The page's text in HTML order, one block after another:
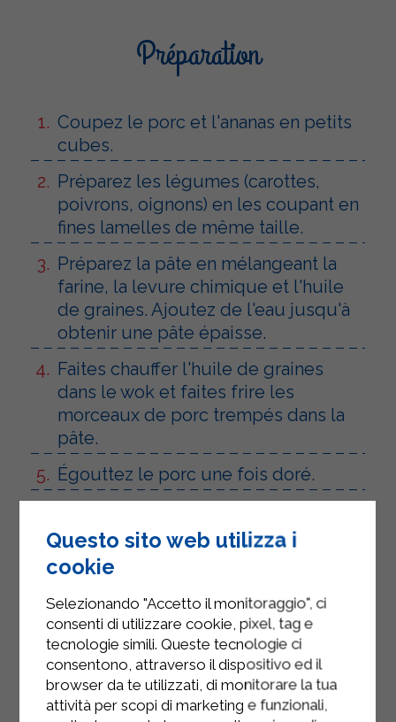
Préparation
Coupez le porc et l'ananas en petits
cubes.
Préparez les légumes (carottes,
poivrons, oignons) en les coupant en
fines lamelles de même taille.
Préparez la pâte en mélangeant la
farine, la levure chimique et l'huile
de graines. Ajoutez de l'eau jusqu'à
obtenir une pâte épaisse.
Faites chauffer l'huile de graines
dans le wok et faites frire les
morceaux de porc trempés dans la
pâte.
Égouttez le porc une fois doré.
d'huile végétale dans le wok et faites
revenir les légumes à feu vif, puis
ajoutez l'ananas.
Ajouter du sel et faire sauter
pendant 4 minutes maximum.
Mettez de côté les légumes
croquants.
Questo sito web utilizza i
cookie
Selezionando "Accetto il monitoraggio", ci
consenti di utilizzare cookie, pixel, tag e
tecnologie simili. Queste tecnologie ci
consentono, attraverso il dispositivo ed il
browser da te utilizzati, di monitorare la tua
attività per scopi di marketing e funzionali,